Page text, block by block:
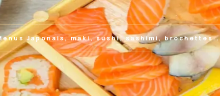
Japonais, maki, sushi, sashimi,